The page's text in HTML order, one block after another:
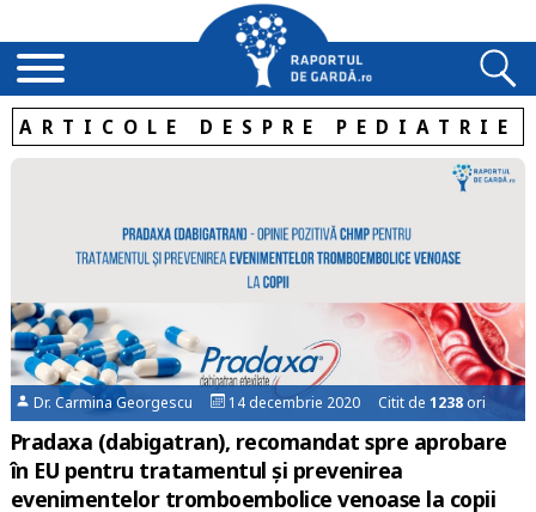
ARTICOLE DESPRE PEDIATRIE
Dr. Carmina Georgescu 14 decembrie 2020 Citit de1238ori
Pradaxa (dabigatran), recomandat spre aprobare
în EU pentru tratamentul și prevenirea
evenimentelor tromboembolice venoase la copii